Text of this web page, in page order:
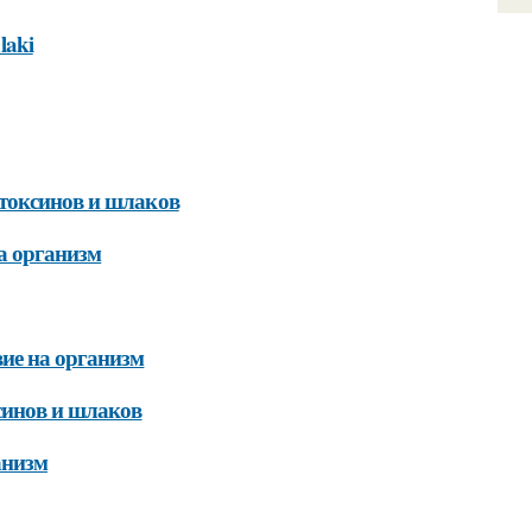
и шлаков
организм
на организм
и шлаков